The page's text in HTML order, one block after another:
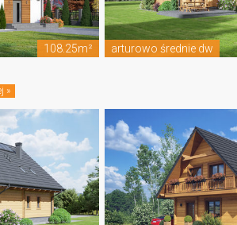
108.25m² arturowo średnie dw